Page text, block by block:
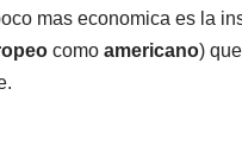
mas economica es la
como americano)